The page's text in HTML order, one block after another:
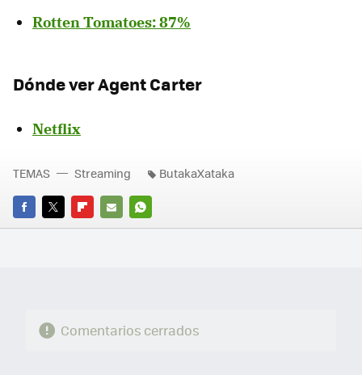
Rotten Tomatoes: 87%
Dónde ver Agent Carter
Netflix
FACEBOOK
TWITTERFLIPBOARD
E-
WHATSAPP
TEMAS Streaming ButakaXataka
Comentarios cerrados